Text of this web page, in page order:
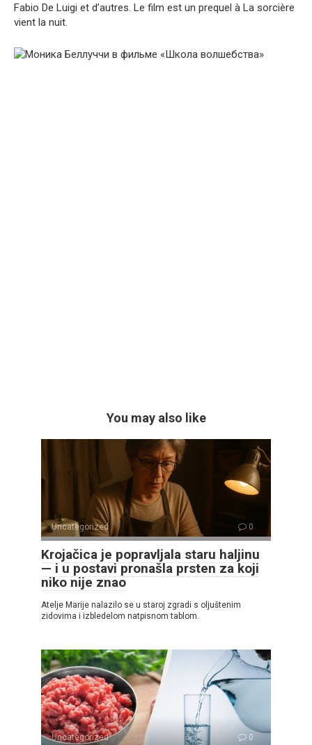
Fabio De Luigi et d’autres. Le film est un prequel à La sorcière
vient la nuit.
You may also like
Uncategorized 0
Krojačica je popravljala staru haljinu
— i u postavi pronašla prsten za koji
niko nije znao
Atelje Marije nalazilo se u staroj zgradi s oljuštenim
zidovima i izbledelom natpisnom tablom.
Uncategorized 0